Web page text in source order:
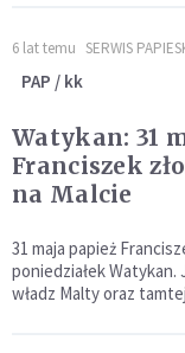
6 lat temu SERWIS
PAP / kk
Watykan: 31
Franciszek
na Malcie
31 maja papież
poniedziałek Watykan.
władz Malty oraz